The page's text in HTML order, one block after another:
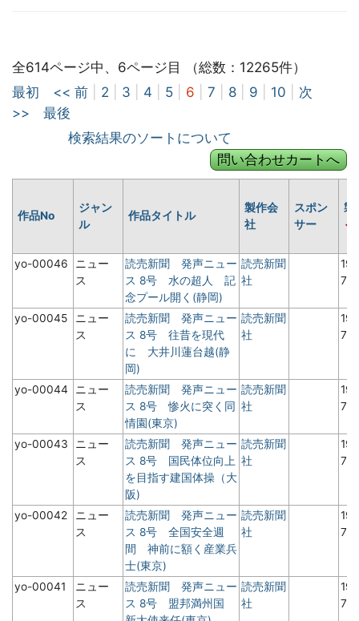
全614ページ中、6ページ目 （総数：12265件）
最初
<< 前 2 3 4 5 6 7 8 9 10
次
>>
最後
検索結果のソートについて
作品No
ジャン
ル
作品タイトル
製作会
社
スポン
サー
製
yo-00046
ニュー
ス
読売新聞 発声ニュー
ス 8号 水の超人 記
念プール開く(静岡)
読売新聞
社
7
yo-00045
ニュー
ス
読売新聞 発声ニュー
ス 8号 往昔を現代
に 大井川蓮台越(静
岡)
読売新聞
社
7
yo-00044
ニュー
ス
読売新聞 発声ニュー
ス 8号 惨火に突く同
情園(東京)
読売新聞
社
7
yo-00043
ニュー
ス
読売新聞 発声ニュー
ス 8号 国民体位向上
を目指す建国体操（大
阪)
読売新聞
社
7
yo-00042
ニュー
ス
読売新聞 発声ニュー
ス 8号 全国安全週
間 神前に額く産業兵
士(東京)
読売新聞
社
7
yo-00041
ニュー
ス
読売新聞 発声ニュー
ス 8号 盟邦満州国
読売新聞
社
7